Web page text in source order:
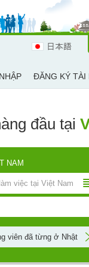
日本語
ĐĂNG KÝ TÀI
đầu tại
NAM
việc tại Việt Nam
viên đã từng ở Nhật